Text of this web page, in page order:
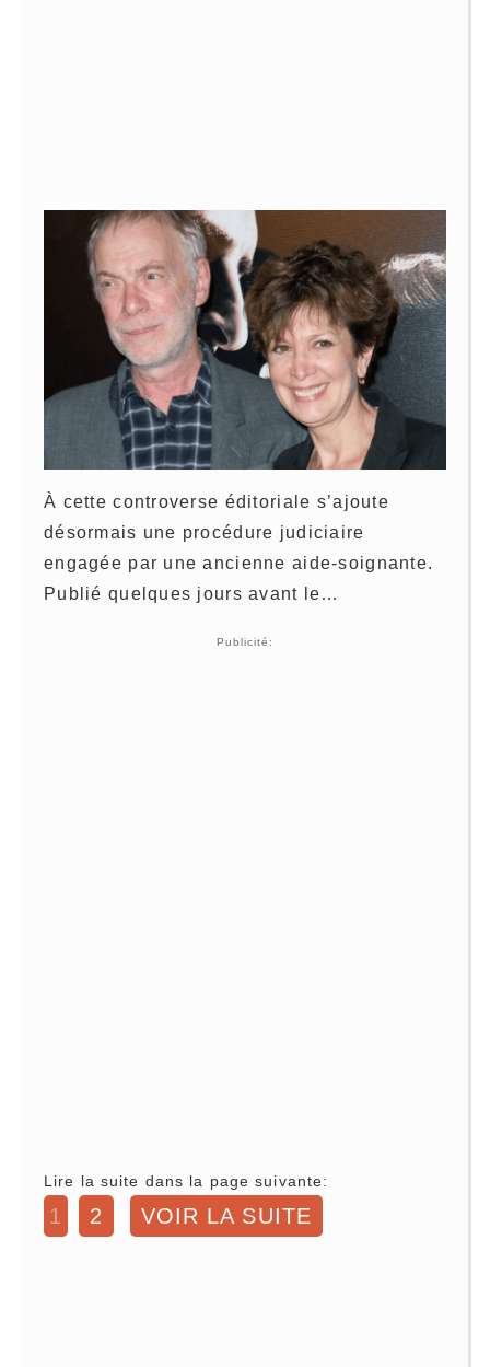
À cette controverse éditoriale s’ajoute
désormais une procédure judiciaire
engagée par une ancienne aide-soignante.
Publié quelques jours avant le…
Publicité:
Lire la suite dans la page suivante:
1 2 VOIR LA SUITE